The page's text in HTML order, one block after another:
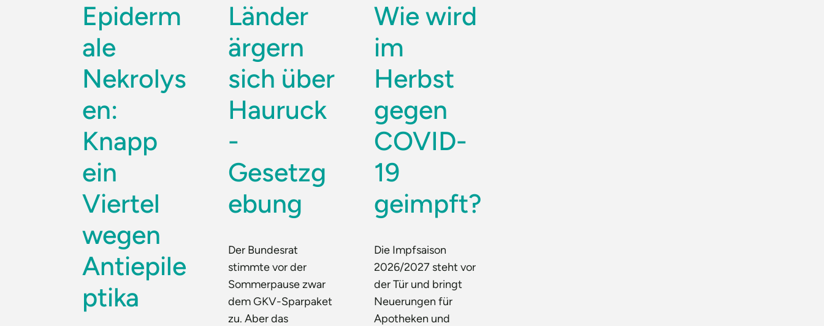
Epiderm
ale
Nekrolys
en:
Knapp
ein
Viertel
wegen
Antiepile
ptika
Länder
ärgern
sich über
Hauruck
-
Gesetzg
ebung
Der Bundesrat
stimmte vor der
Sommerpause zwar
dem GKV-Sparpaket
zu. Aber das
Wie wird
im
Herbst
gegen
COVID-
19
geimpft?
Die Impfsaison
2026/2027 steht vor
der Tür und bringt
Neuerungen für
Apotheken und